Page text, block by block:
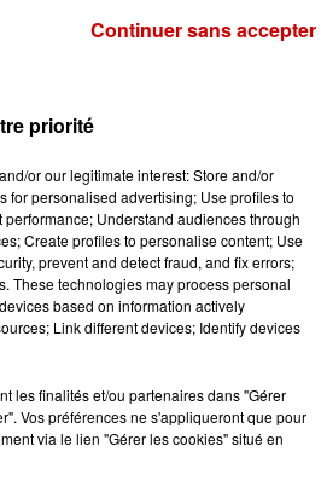
priorité
or our legitimate interest: Store and/or
for personalised advertising; Use profiles to
Understand audiences through
Create profiles to personalise content; Use
prevent and detect fraud, and fix errors;
These technologies may process personal
based on information actively
Link different devices; Identify devices
les finalités et/ou partenaires dans "Gérer
Vos préférences ne s'appliqueront que pour
via le lien "Gérer les cookies" situé en
Continuer sans accepter